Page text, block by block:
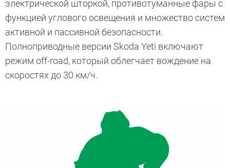
электрической шторкой, противотуманные фары с
функцией углового освещения и множество систем
активной и пассивной безопасности.
Полноприводные версии Skoda Yeti включают
режим off-road, который облегчает вождение на
скоростях до 30 км/ч.